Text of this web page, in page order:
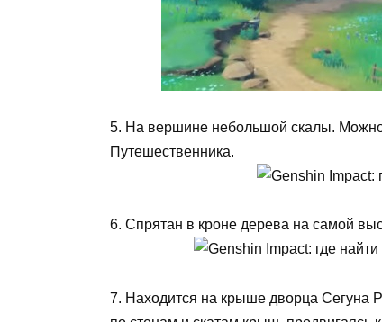
5. На вершине небольшой скалы.
Путешественника.
6. Спрятан в кроне дерева на самой
7. Находится на крыше дворца Сегуна